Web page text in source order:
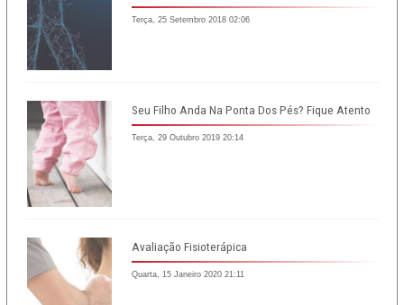
Terça, 25 Setembro 2018 02:06
Seu Filho Anda Na Ponta Dos Pés? Fique Atento
Terça, 29 Outubro 2019 20:14
Avaliação Fisioterápica
Quarta, 15 Janeiro 2020 21:11